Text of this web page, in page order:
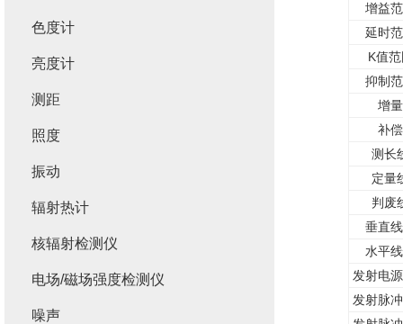
增益
延时
K值
抑制
增量
补偿
测长
定量
判废
垂直
水平
发射电
发射脉
色度计
亮度计
测距
照度
振动
辐射热计
核辐射检测仪
电场/磁场强度检测仪
噪声